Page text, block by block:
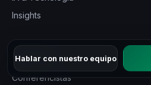
Hablar con nuestro equipo
Insights
EMPRESA
Conferencistas